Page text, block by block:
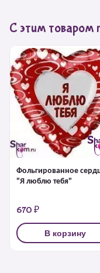
С этим товаром
Фольгированное
"Я люблю тебя"
670 ₽
В корзину